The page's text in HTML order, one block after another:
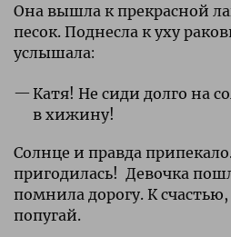
Она вышла к прекрасной
песок. Поднесла к уху
услышала:
Катя! Не сиди долго на
в хижину!
Солнце и правда
пригодилась! Девочка
помнила дорогу. К
попугай.